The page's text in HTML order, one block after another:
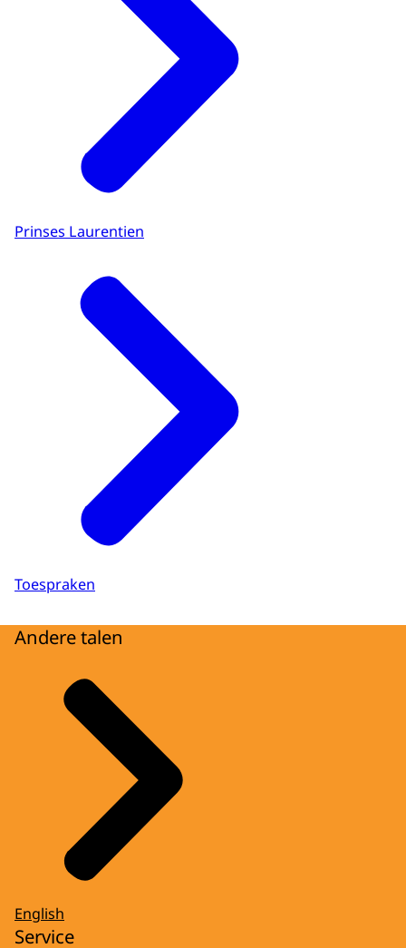
Prinses Laurentien
Toespraken
Andere talen
English
Service